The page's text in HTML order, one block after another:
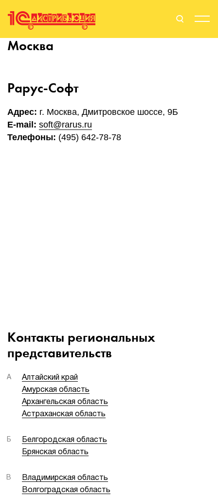
О нас
Москва
Рарус-Софт
Адрес: г. Москва, Дмитровское шоссе, 9Б
E-mail: soft@rarus.ru
Телефоны: (495) 642-78-78
Контакты региональных
представительств
А
Алтайский край
Амурская область
Архангельская область
Астраханская область
Б
Белгородская область
Брянская область
В
Владимирская область
Волгоградская область